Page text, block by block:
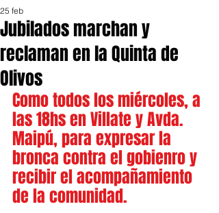
Jubilados marchan y
reclaman en la Quinta de
Olivos
25 feb
Como todos los miércoles, a
las 18hs en Villate y Avda.
Maipú, para expresar la
bronca contra el gobienro y
recibir el acompañamiento
de la comunidad.